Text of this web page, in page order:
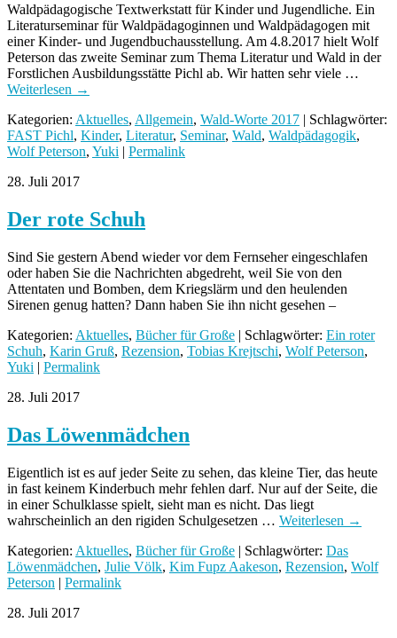
Waldpädagogische Textwerkstatt für Kinder und Jugendliche. Ein
Literaturseminar für Waldpädagoginnen und Waldpädagogen mit
einer Kinder- und Jugendbuchausstellung. Am 4.8.2017 hielt Wolf
Peterson das zweite Seminar zum Thema Literatur und Wald in der
Forstlichen Ausbildungsstätte Pichl ab. Wir hatten sehr viele …
Weiterlesen →
Kategorien: Aktuelles, Allgemein, Wald-Worte 2017 | Schlagwörter:
FAST Pichl, Kinder, Literatur, Seminar, Wald, Waldpädagogik,
Wolf Peterson, Yuki | Permalink
28. Juli 2017
Der rote Schuh
Sind Sie gestern Abend wieder vor dem Fernseher eingeschlafen
oder haben Sie die Nachrichten abgedreht, weil Sie von den
Attentaten und Bomben, dem Kriegslärm und den heulenden
Sirenen genug hatten? Dann haben Sie ihn nicht gesehen –
Kategorien: Aktuelles, Bücher für Große | Schlagwörter: Ein roter
Schuh, Karin Gruß, Rezension, Tobias Krejtschi, Wolf Peterson,
Yuki | Permalink
28. Juli 2017
Das Löwenmädchen
Eigentlich ist es auf jeder Seite zu sehen, das kleine Tier, das heute
in fast keinem Kinderbuch mehr fehlen darf. Nur auf der Seite, die
in einer Schulklasse spielt, sieht man es nicht. Das liegt
wahrscheinlich an den rigiden Schulgesetzen … Weiterlesen →
Kategorien: Aktuelles, Bücher für Große | Schlagwörter: Das
Löwenmädchen, Julie Völk, Kim Fupz Aakeson, Rezension, Wolf
Peterson | Permalink
28. Juli 2017